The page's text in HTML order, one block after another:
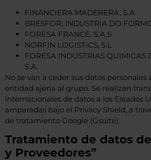
FINANCIERA MADERERA, S.A
BRESFOR, INDUSTRIA DO
FORESA FRANCE, S.A.S
NORFIN LOGISTICS, S.L
FORESA INDUSTRIAS QUIMICAS
S.A.
No se van a ceder sus datos personales
entidad ajena al grupo. Se realizan
internacionales de datos a los Estados
amparadas bajo el Privacy Shield, a
de tratamiento Google (Gsuite).
Tratamiento de datos
y Proveedores”